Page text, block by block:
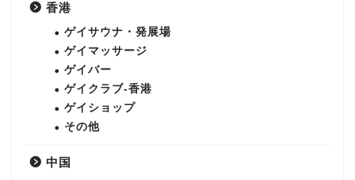
香港
ゲイサウナ・発展場
ゲイマッサージ
ゲイバー
ゲイクラブ-香港
ゲイショップ
その他
中国